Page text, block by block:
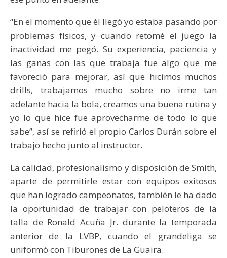
“En el momento que él llegó yo estaba pasando por
problemas físicos, y cuando retomé el juego la
inactividad me pegó. Su experiencia, paciencia y
las ganas con las que trabaja fue algo que me
favoreció para mejorar, así que hicimos muchos
drills, trabajamos mucho sobre no irme tan
adelante hacia la bola, creamos una buena rutina y
yo lo que hice fue aprovecharme de todo lo que
sabe”, así se refirió el propio Carlos Durán sobre el
trabajo hecho junto al instructor.
La calidad, profesionalismo y disposición de Smith,
aparte de permitirle estar con equipos exitosos
que han logrado campeonatos, también le ha dado
la oportunidad de trabajar con peloteros de la
talla de Ronald Acuña Jr. durante la temporada
anterior de la LVBP, cuando el grandeliga se
uniformó con Tiburones de La Guaira.